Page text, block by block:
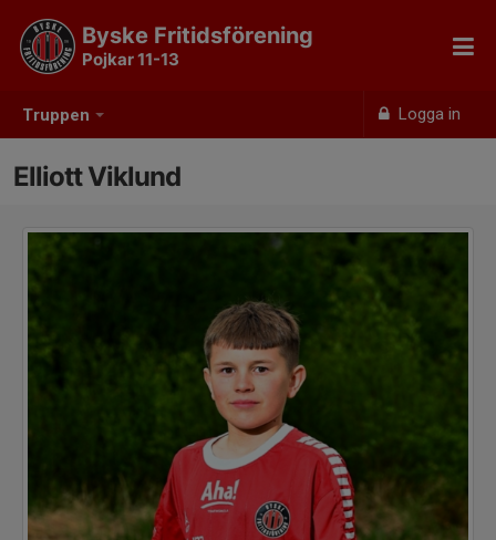
Truppen Logga in
Byske Fritidsförening
Pojkar 11-13
Elliott Viklund